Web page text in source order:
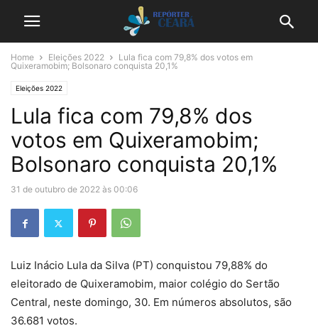
Home Eleições 2022
Lula fica com 79,8% dos votos em
Quixeramobim; Bolsonaro conquista 20,1%
Eleições 2022
Lula fica com 79,8% dos
votos em Quixeramobim;
Bolsonaro conquista 20,1%
31 de outubro de 2022 às 00:06
Luiz Inácio Lula da Silva (PT) conquistou 79,88% do
eleitorado de Quixeramobim, maior colégio do Sertão
Central, neste domingo, 30. Em números absolutos, são
36.681 votos.